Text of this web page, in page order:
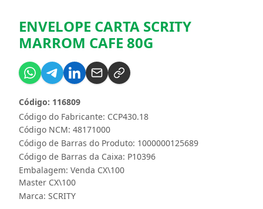
ENVELOPE CARTA SCRITY
MARROM CAFE 80G
Código do Fabricante: CCP430.18
Código: 116809
Código NCM: 48171000
Código de Barras do Produto: 1000000125689
Código de Barras da Caixa: P10396
Embalagem: Venda CX\100
Master CX\100
Marca: SCRITY